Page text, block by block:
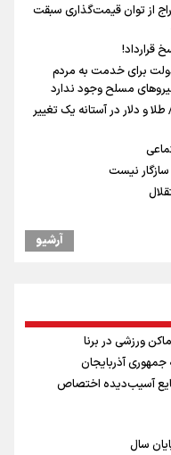
از توان قیمت‌گذاری سبقت
قرارداد!
برای خدمت به مردم
مسلح وجود ندارد
طلا و سکه شنبه ۱۷مرداد/ طلا و دلار در آستانه یک تغییر
سازگار نیست
تجاوزهای عربستان همچنان
دعوا!/ انتظار داشتیم تیم
آبی‌پوشان با چه وضعیتی
خبرنگار : رسانه‌های خبری
زدند
آرشیو
ورزشی در برنا
جمهوری آذربایجان
صنایع آسیب‌دیده اختصاص